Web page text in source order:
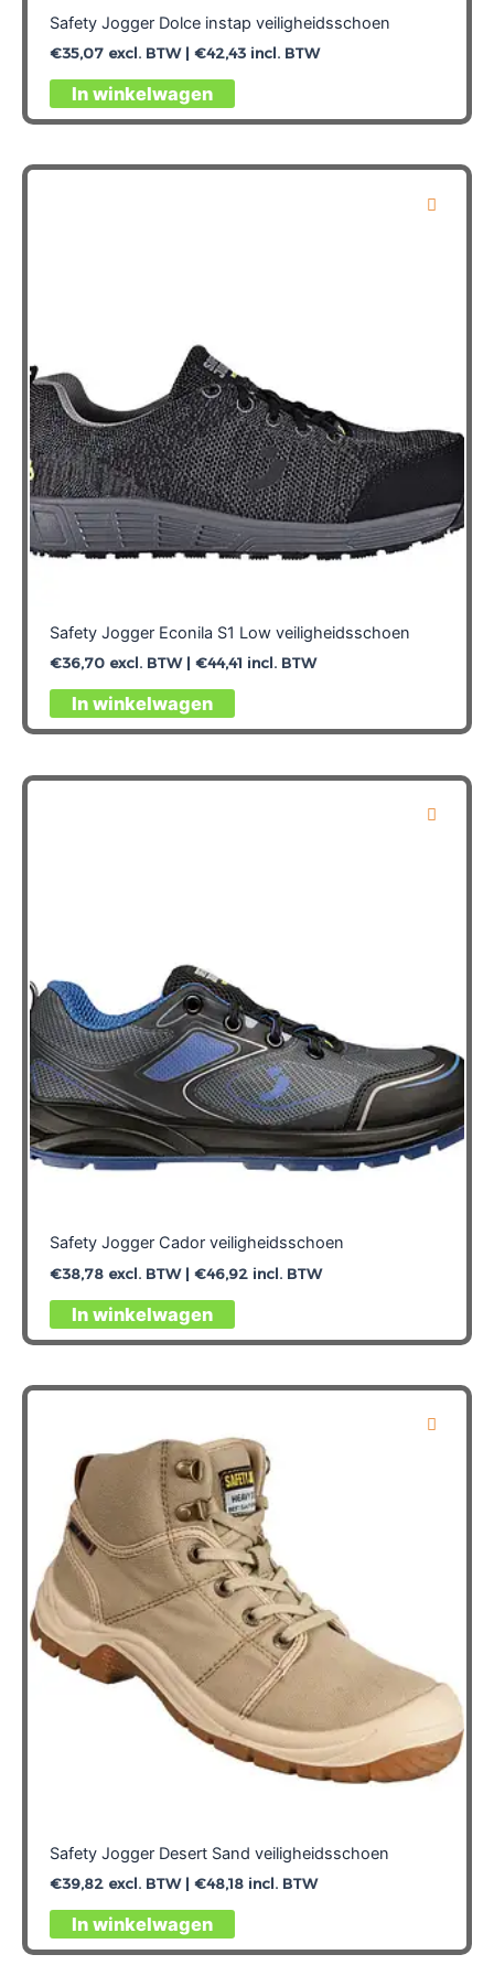
Safety Jogger Dolce instap veiligheidsschoen
€35,07excl. BTW | €42,43incl. BTW
In winkelwagen
Dit
product
meerdere
de
productpagina
Safety Jogger Econila S1 Low veiligheidsschoen
€36,70excl. BTW | €44,41 incl. BTW
In winkelwagen
Dit
product
meerdere
de
productpagina
Safety Jogger Cador veiligheidsschoen
€38,78excl. BTW | €46,92incl. BTW
In winkelwagen
Dit
product
meerdere
Deze
optie
kan
gekozen
worden
op
de
productpagina
Safety Jogger Desert Sand veiligheidsschoen
€39,82excl. BTW | €48,18incl. BTW
In winkelwagen
Dit
product